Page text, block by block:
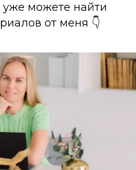
можете найти
от меня 👇